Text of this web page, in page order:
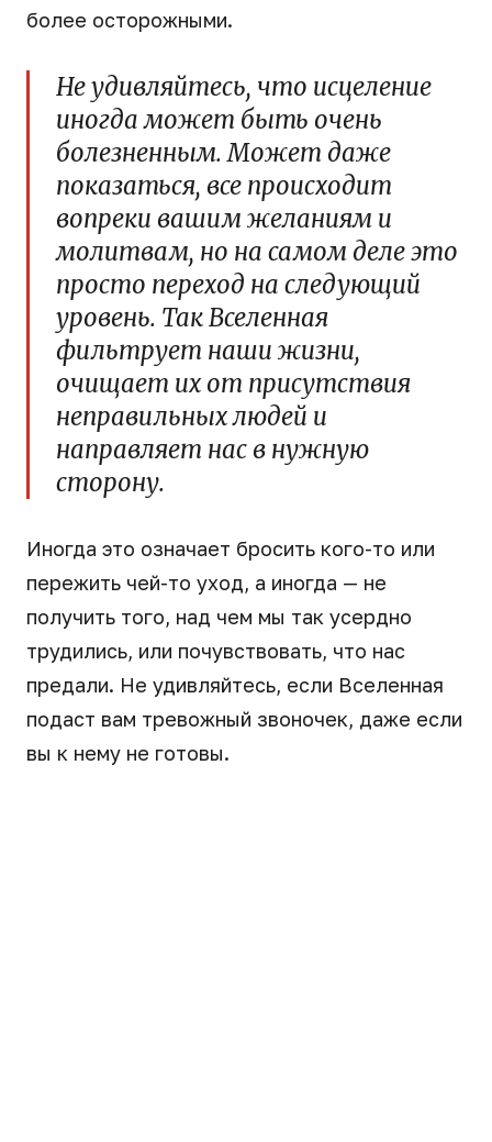
более осторожными.
Не удивляйтесь, что исцеление
иногда может быть очень
болезненным. Может даже
показаться, все происходит
вопреки вашим желаниям и
молитвам, но на самом деле это
просто переход на следующий
уровень. Так Вселенная
фильтрует наши жизни,
очищает их от присутствия
неправильных людей и
направляет нас в нужную
сторону.
Иногда это означает бросить кого-то или
пережить чей-то уход, а иногда — не
получить того, над чем мы так усердно
трудились, или почувствовать, что нас
предали. Не удивляйтесь, если Вселенная
подаст вам тревожный звоночек, даже если
вы к нему не готовы.